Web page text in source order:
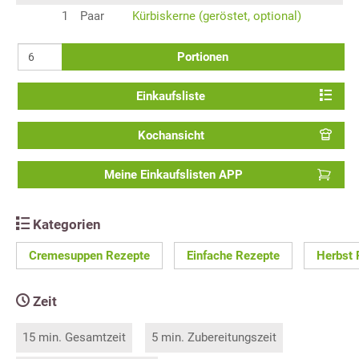
1
Paar Kürbiskerne (geröstet, optional)
Portionen
Einkaufsliste
Kochansicht
Meine Einkaufslisten APP
Kategorien
Cremesuppen Rezepte Einfache Rezepte Herbst
Zeit
15 min. Gesamtzeit 5 min. Zubereitungszeit